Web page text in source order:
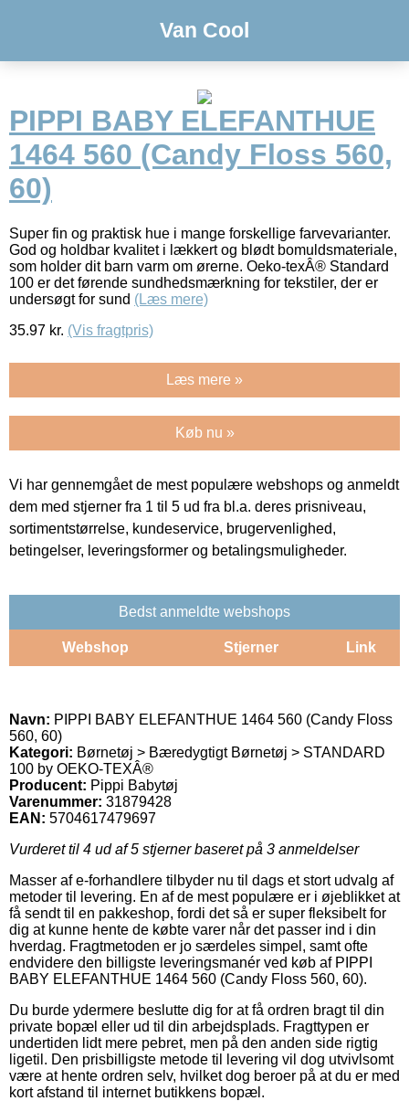
Van Cool
PIPPI BABY ELEFANTHUE
1464 560 (Candy Floss 560,
60)
Super fin og praktisk hue i mange forskellige farvevarianter.
God og holdbar kvalitet i lækkert og blødt bomuldsmateriale,
som holder dit barn varm om ørerne. Oeko-texÂ® Standard
100 er det førende sundhedsmærkning for tekstiler, der er
undersøgt for sund (Læs mere)
35.97 kr. (Vis fragtpris)
Læs mere »
Køb nu »
Vi har gennemgået de mest populære webshops og anmeldt
dem med stjerner fra 1 til 5 ud fra bl.a. deres prisniveau,
sortimentstørrelse, kundeservice, brugervenlighed,
betingelser, leveringsformer og betalingsmuligheder.
Bedst anmeldte webshops
Webshop Stjerner Link
Navn: PIPPI BABY ELEFANTHUE 1464 560 (Candy Floss
560, 60)
Kategori: Børnetøj > Bæredygtigt Børnetøj > STANDARD
100 by OEKO-TEXÂ®
Producent: Pippi Babytøj
Varenummer: 31879428
EAN: 5704617479697
Vurderet til 4 ud af 5 stjerner baseret på 3 anmeldelser
Masser af e-forhandlere tilbyder nu til dags et stort udvalg af
metoder til levering. En af de mest populære er i øjeblikket at
få sendt til en pakkeshop, fordi det så er super fleksibelt for
dig at kunne hente de købte varer når det passer ind i din
hverdag. Fragtmetoden er jo særdeles simpel, samt ofte
endvidere den billigste leveringsmanér ved køb af PIPPI
BABY ELEFANTHUE 1464 560 (Candy Floss 560, 60).
Du burde ydermere beslutte dig for at få ordren bragt til din
private bopæl eller ud til din arbejdsplads. Fragttypen er
undertiden lidt mere pebret, men på den anden side rigtig
ligetil. Den prisbilligste metode til levering vil dog utvivlsomt
være at hente ordren selv, hvilket dog beroer på at du er med
kort afstand til internet butikkens bopæl.